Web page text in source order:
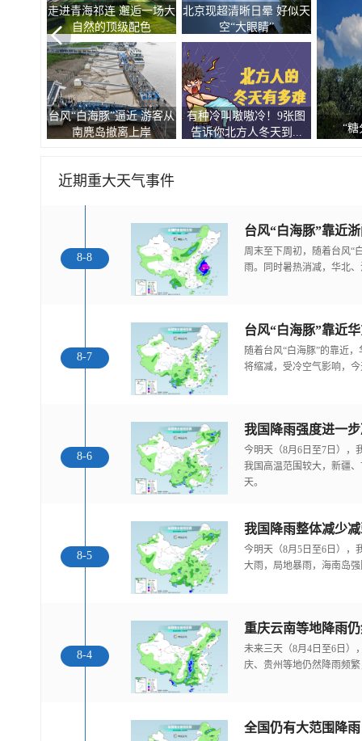
进青海祁连 邂逅一场大
自然的顶级配色
北京现超清晰日晕 好似天
空“大眼睛”
风“白海豚”逼近 游客从
南麂岛撤离上岸
有种冷叫嗷嗷冷！9张图
告诉你北方人冬天到...
“糖分超标”
近期重大天气事件
8-8
台风“白海豚”靠近
周末至下周初，随着台风“
雨。同时暑热消减，华北
8-7
随着台风“白海豚”的靠近
将缩减，受冷空气影响，
8-6
今明天（8月6日至7日），
我国高温范围较大，新疆
天。
8-5
我国降雨整体减少
今明天（8月5日至6日），
大雨，局地暴雨，海南岛
8-4
重庆云南等地降雨
未来三天（8月4日至6日）
庆、贵州等地仍然降雨频
全国仍有大范围降